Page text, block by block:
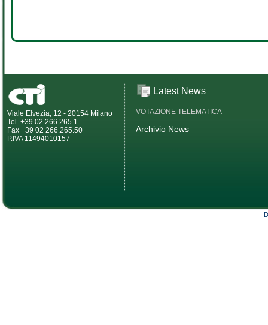
Viale Elvezia, 12 - 20154 Milano
Tel. +39 02 266.265.1
Fax +39 02 266.265.50
P.IVA 11494010157
Latest News
VOTAZIONE TELEMATICA
Archivio News